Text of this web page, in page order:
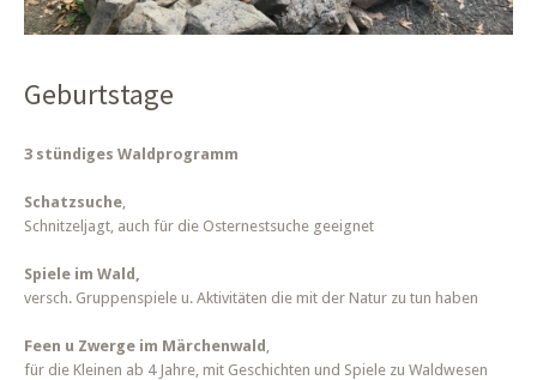
Geburtstage
3 stündiges Waldprogramm
Schatzsuche
Schnitzeljagt, auch für die Osternestsuche geeignet
Spiele im Wald,
versch. Gruppenspiele u. Aktivitäten die mit der Natur zu tun haben
Feen u Zwerge im Märchenwald
für die Kleinen ab 4 Jahre, mit Geschichten und Spiele zu Waldwesen